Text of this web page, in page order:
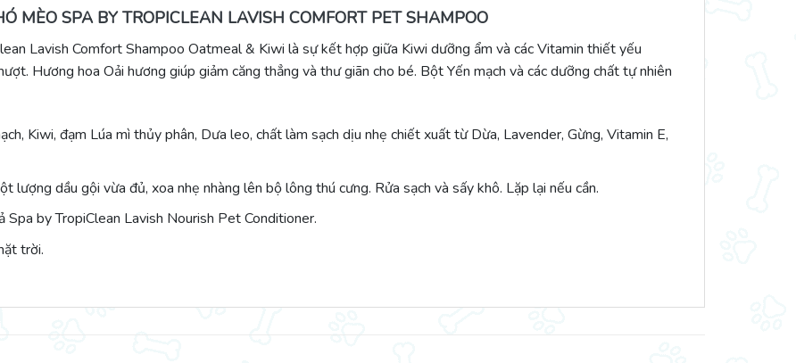
MÈO SPA BY TROPICLEAN LAVISH COMFORT PET SHAMPOO
Lavish Comfort Shampoo Oatmeal & Kiwi là sự kết hợp giữa Kiwi dưỡng ẩm và các Vitamin thiết yếu
Hương hoa Oải hương giúp giảm căng thẳng và thư giãn cho bé. Bột Yến mạch và các dưỡng chất tự nhiên
Kiwi, đạm Lúa mì thủy phân, Dưa leo, chất làm sạch dịu nhẹ chiết xuất từ Dừa, Lavender, Gừng, Vitamin E,
lượng dầu gội vừa đủ, xoa nhẹ nhàng lên bộ lông thú cưng. Rửa sạch và sấy khô. Lặp lại nếu cần.
by TropiClean Lavish Nourish Pet Conditioner.
trời.